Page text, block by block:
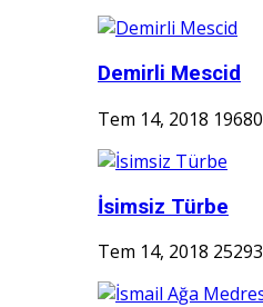
Demirli Mescid
Tem 14, 2018 19680
İsimsiz Türbe
Tem 14, 2018 25293